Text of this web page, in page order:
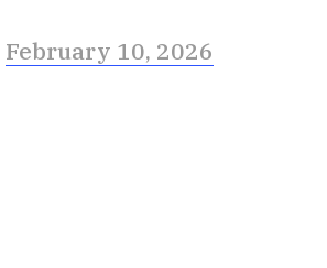
February 10, 2026